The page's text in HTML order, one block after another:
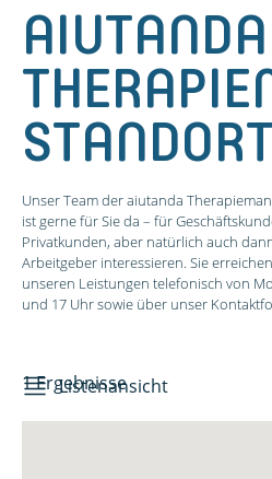
AIUTANDA
STANDORT
Unser Team der aiutanda
ist gerne für Sie da – für
Privatkunden, aber natürlich auch
Arbeitgeber interessieren. Sie
unseren Leistungen telefonisch von
und 17 Uhr sowie über unser
1 Ergebnisse
Listenansicht